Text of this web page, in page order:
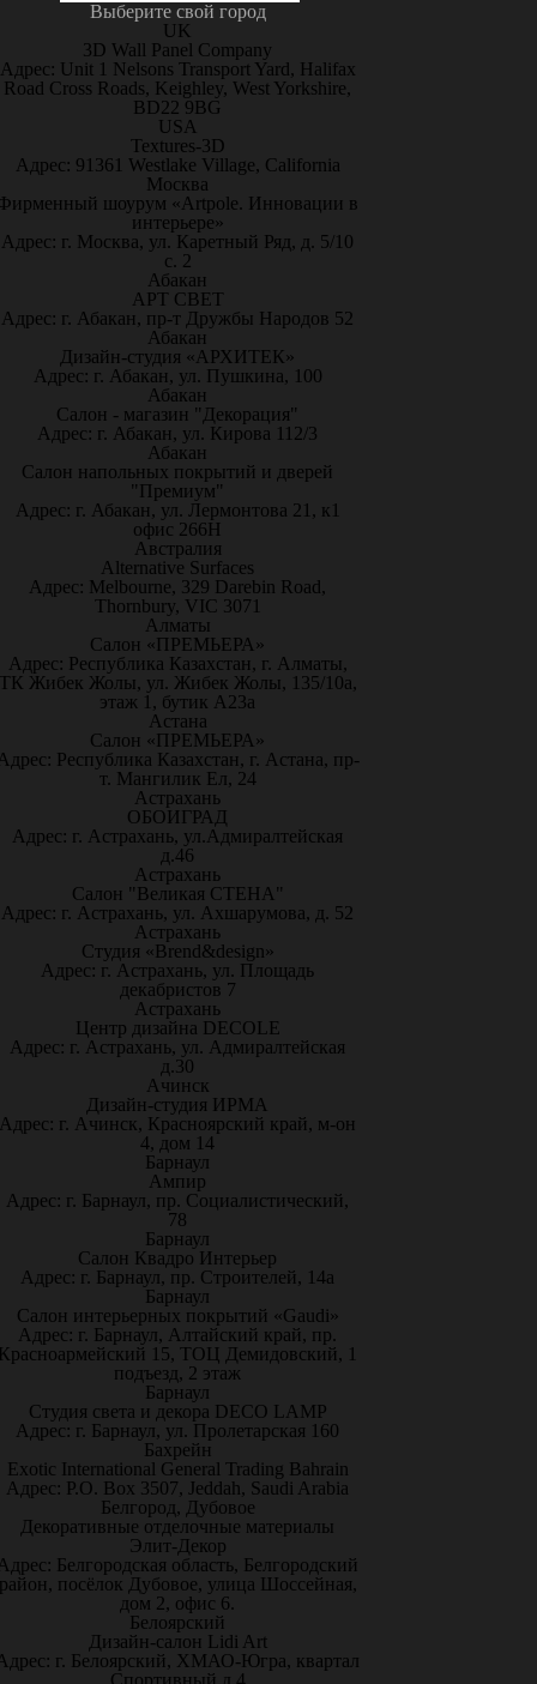
Выберите свой город
UK
3D Wall Panel Company
Адрес: Unit 1 Nelsons Transport Yard, Halifax
Road Cross Roads, Keighley, West Yorkshire,
BD22 9BG
USA
Textures-3D
Адрес: 91361 Westlake Village, California
Москва
шоурум «Artpole. Инновации в
интерьере»
Адрес: г. Москва, ул. Каретный Ряд, д. 5/10
с. 2
Абакан
АРТ СВЕТ
Адрес: г. Абакан, пр-т Дружбы Народов 52
Абакан
Дизайн-студия «АРХИТЕК»
Адрес: г. Абакан, ул. Пушкина, 100
Абакан
Салон - магазин "Декорация"
Адрес: г. Абакан, ул. Кирова 112/3
Абакан
Салон напольных покрытий и дверей
"Премиум"
Адрес: г. Абакан, ул. Лермонтова 21, к1
офис 266Н
Австралия
Alternative Surfaces
Адрес: Melbourne, 329 Darebin Road,
Thornbury, VIC 3071
Алматы
Салон «ПРЕМЬЕРА»
Адрес: Республика Казахстан, г. Алматы,
Жибек Жолы, ул. Жибек Жолы, 135/10а,
этаж 1, бутик А23а
Астана
Салон «ПРЕМЬЕРА»
Республика Казахстан, г. Астана, пр-
т. Мангилик Ел, 24
Астрахань
ОБОИГРАД
Адрес: г. Астрахань, ул.Адмиралтейская
д.46
Астрахань
Салон "Великая СТЕНА"
Адрес: г. Астрахань, ул. Ахшарумова, д. 52
Астрахань
Студия «Brend&design»
Адрес: г. Астрахань, ул. Площадь
декабристов 7
Астрахань
Центр дизайна DECOLE
Адрес: г. Астрахань, ул. Адмиралтейская
д.30
Ачинск
Дизайн-студия ИРМА
Адрес: г. Ачинск, Красноярский край, м-он
4, дом 14
Барнаул
Ампир
Адрес: г. Барнаул, пр. Социалистический,
78
Барнаул
Салон Квадро Интерьер
Адрес: г. Барнаул, пр. Строителей, 14а
Барнаул
Салон интерьерных покрытий «Gaudi»
Адрес: г. Барнаул, Алтайский край, пр.
15, ТОЦ Демидовский, 1
подъезд, 2 этаж
Барнаул
Студия света и декора DECO LAMP
Адрес: г. Барнаул, ул. Пролетарская 160
Бахрейн
Exotic International General Trading Bahrain
Адрес: P.O. Box 3507, Jeddah, Saudi Arabia
Белгород, Дубовое
Декоративные отделочные материалы
Элит-Декор
Белгородская область, Белгородский
посёлок Дубовое, улица Шоссейная,
дом 2, офис 6.
Белоярский
Дизайн-салон Lidi Art
г. Белоярский, ХМАО-Югра, квартал
Спортивный,д.4